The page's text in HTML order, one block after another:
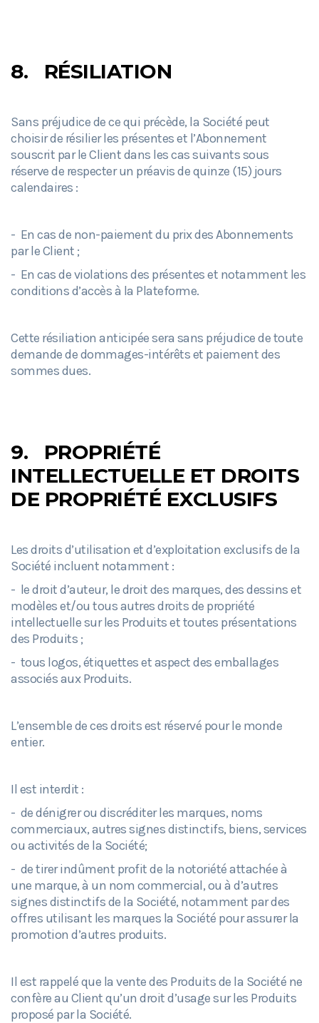
8. RÉSILIATION
Sans préjudice de ce qui précède, la Société peut
choisir de résilier les présentes et l’Abonnement
souscrit par le Client dans les cas suivants sous
réserve de respecter un préavis de quinze (15) jours
calendaires :
- En cas de non-paiement du prix des Abonnements
par le Client ;
- En cas de violations des présentes et notamment les
conditions d’accès à la Plateforme.
Cette résiliation anticipée sera sans préjudice de toute
demande de dommages-intérêts et paiement des
sommes dues.
9.
PROPRIÉTÉ
INTELLECTUELLE ET DROITS
DE PROPRIÉTÉ EXCLUSIFS
Les droits d’utilisation et d’exploitation exclusifs de la
Société incluent notamment :
- le droit d’auteur, le droit des marques, des dessins et
modèles et/ou tous autres droits de propriété
intellectuelle sur les Produits et toutes présentations
des Produits ;
- tous logos, étiquettes et aspect des emballages
associés aux Produits.
L’ensemble de ces droits est réservé pour le monde
entier.
Il est interdit :
- de dénigrer ou discréditer les marques, noms
commerciaux, autres signes distinctifs, biens, services
ou activités de la Société;
- de tirer indûment profit de la notoriété attachée à
une marque, à un nom commercial, ou à d’autres
signes distinctifs de la Société, notamment par des
offres utilisant les marques la Société pour assurer la
promotion d’autres produits.
Il est rappelé que la vente des Produits de la Société ne
confère au Client qu’un droit d’usage sur les Produits
proposé par la Société.